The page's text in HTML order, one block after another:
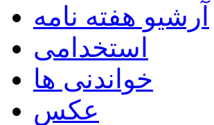
آرشیو هفته نامه
استخدامی
خواندنی ها
عکس